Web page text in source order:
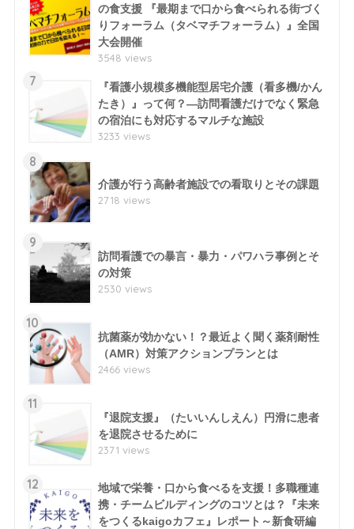
の食支援 『最期まで口から食べられる街づく
りフォーラム（タベマチフォーラム）』全国
大会開催
3548 views
7
『看護小規模多機能型居宅介護（看多機/かん
たき）』って何？―訪問看護だけでなく緊急
の宿泊にも対応するマルチな施設
3233 views
8
介護が行う高齢者施設での看取りとその課題
2718 views
9
訪問看護での暴言・暴力・パワハラ事例とそ
の対策
2530 views
10
抗菌薬が効かない！？最近よく聞く薬剤耐性
（AMR）対策アクションプランとは
2466 views
11
『退院支援』（たいいんしえん）円滑に患者
を退院させるために
2371 views
12
地域で栄養・口から食べるを支援！多職種連
携・チームビルディングのコツとは？『未来
をつくるkaigoカフェ』レポート～新食研編